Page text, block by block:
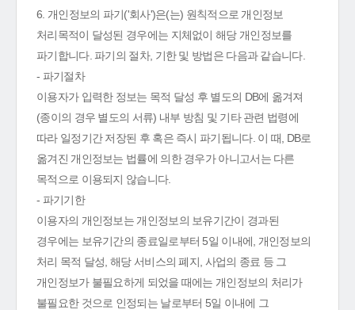
6. 개인정보의 파기('회사')은(는) 원칙적으로 개인정보
처리목적이 달성된 경우에는 지체없이 해당 개인정보를
파기합니다. 파기의 절차, 기한 및 방법은 다음과 같습니다.
- 파기절차
이용자가 입력한 정보는 목적 달성 후 별도의 DB에 옮겨져
(종이의 경우 별도의 서류) 내부 방침 및 기타 관련 법령에
따라 일정기간 저장된 후 혹은 즉시 파기됩니다. 이 때, DB로
옮겨진 개인정보는 법률에 의한 경우가 아니고서는 다른
목적으로 이용되지 않습니다.
- 파기기한
이용자의 개인정보는 개인정보의 보유기간이 경과된
경우에는 보유기간의 종료일로부터 5일 이내에, 개인정보의
처리 목적 달성, 해당 서비스의 폐지, 사업의 종료 등 그
개인정보가 불필요하게 되었을 때에는 개인정보의 처리가
불필요한 것으로 인정되는 날로부터 5일 이내에 그